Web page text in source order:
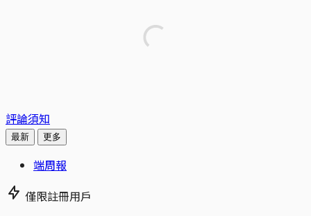
評論須知
最新 更多
端周報
僅限註冊用戶